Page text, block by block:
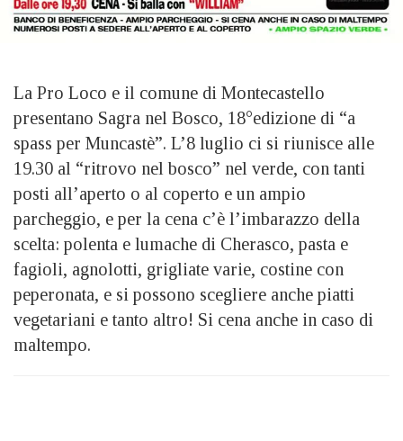
La Pro Loco e il comune di Montecastello
presentano Sagra nel Bosco, 18°edizione di “a
spass per Muncastè”. L’8 luglio ci si riunisce alle
19.30 al “ritrovo nel bosco” nel verde, con tanti
posti all’aperto o al coperto e un ampio
parcheggio, e per la cena c’è l’imbarazzo della
scelta: polenta e lumache di Cherasco, pasta e
fagioli, agnolotti, grigliate varie, costine con
peperonata, e si possono scegliere anche piatti
vegetariani e tanto altro! Si cena anche in caso di
maltempo.